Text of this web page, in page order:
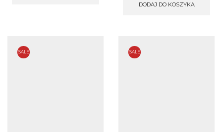
DODAJ DO KOSZYKA
SALE SALE